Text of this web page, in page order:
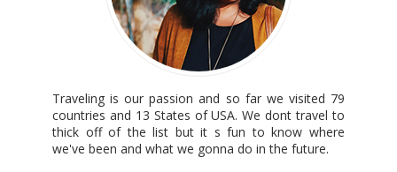
Traveling is our passion and so far we visited 79
countries and 13 States of USA. We dont travel to
thick off of the list but it s fun to know where
we've been and what we gonna do in the future.